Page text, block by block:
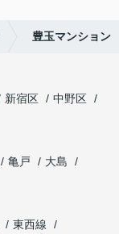
豊玉マンション
新宿区
中野区
亀戸
大島
東西線